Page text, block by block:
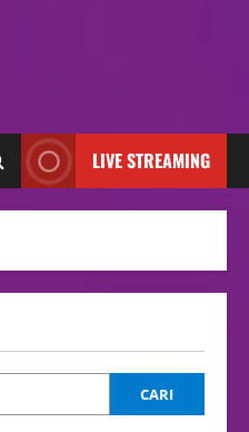
LIVE STREAMING
CARI